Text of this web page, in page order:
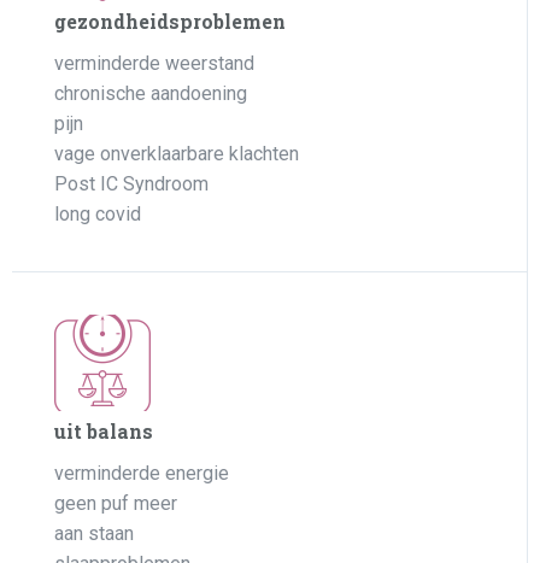
gezondheidsproblemen
verminderde weerstand
chronische aandoening
pijn
vage onverklaarbare klachten
Post IC Syndroom
long covid
uit balans
verminderde energie
geen puf meer
aan staan